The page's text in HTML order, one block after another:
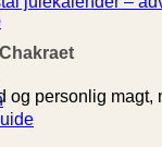
og personlig magt,